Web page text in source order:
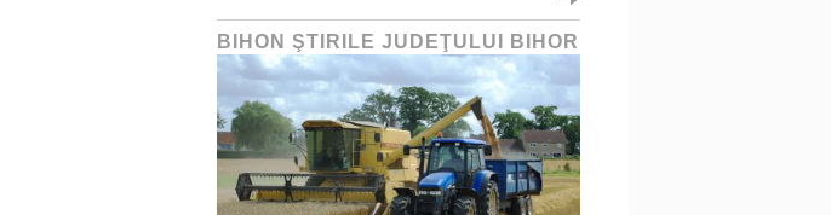
BIHON ŞTIRILE JUDEŢULUI BIHOR